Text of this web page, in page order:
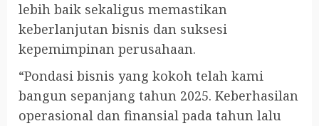
lebih baik sekaligus memastikan
keberlanjutan bisnis dan suksesi
kepemimpinan perusahaan.
“Pondasi bisnis yang kokoh telah kami
bangun sepanjang tahun 2025. Keberhasilan
operasional dan finansial pada tahun lalu